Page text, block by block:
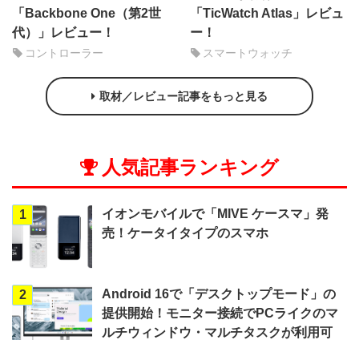
「Backbone One（第2世
代）」レビュー！
コントローラー
「TicWatch Atlas」レビュ
ー！
スマートウォッチ
取材／レビュー記事をもっと見る
人気記事ランキング
1
イオンモバイルで「MIVE ケースマ」発
売！ケータイタイプのスマホ
2
Android 16で「デスクトップモード」の
提供開始！モニター接続でPCライクのマ
ルチウィンドウ・マルチタスクが利用可